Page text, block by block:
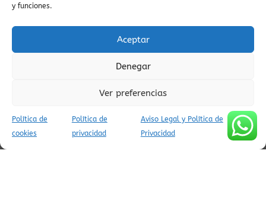
y funciones.
Aceptar
Denegar
Ver preferencias
Política de
cookies
Política de
privacidad
Aviso Legal y Política de
Privacidad
pirenaica
viajes
auténticos Vía Verde Ara vida cultural en
viajes conscientes
AVISO LEGAL Y POLÍTICA DE PRIVACIDAD